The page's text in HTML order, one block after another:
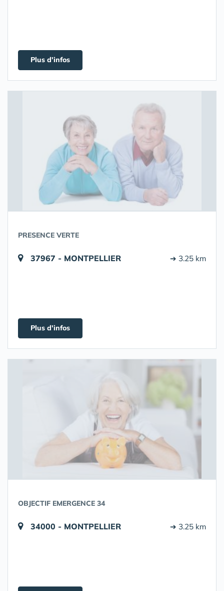
Plus d'infos
PRESENCE VERTE
37967 - MONTPELLIER ➔ 3.25 km
Plus d'infos
OBJECTIF EMERGENCE 34
34000 - MONTPELLIER ➔ 3.25 km